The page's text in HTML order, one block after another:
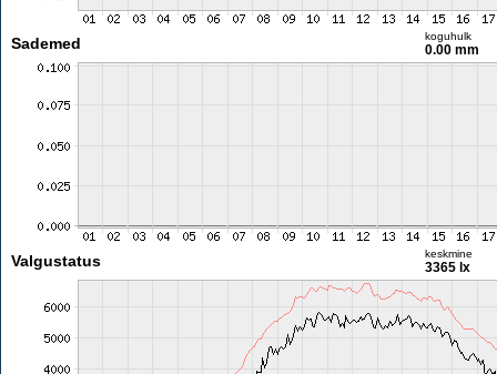
Sademed koguhulk
0.00 mm
Valgustatus keskmine
3365 lx